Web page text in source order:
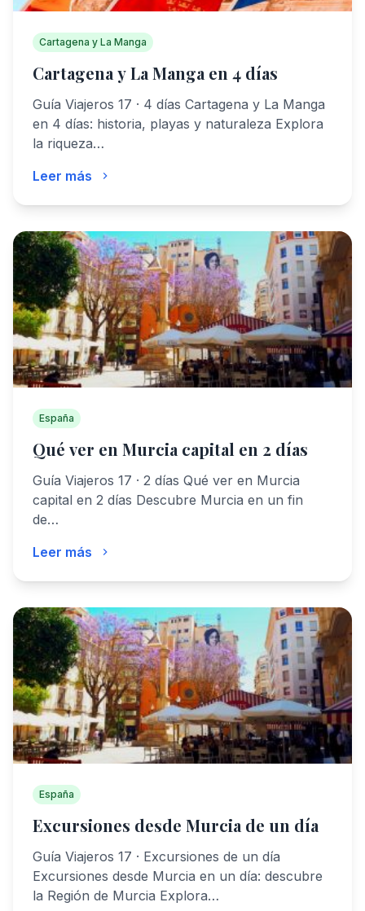
Cartagena y La Manga
Cartagena y La Manga en 4 días
Guía Viajeros 17 · 4 días Cartagena y La Manga
en 4 días: historia, playas y naturaleza Explora
la riqueza…
Leer más
España
Qué ver en Murcia capital en 2 días
Guía Viajeros 17 · 2 días Qué ver en Murcia
capital en 2 días Descubre Murcia en un fin
de…
Leer más
España
Excursiones desde Murcia de un día
Guía Viajeros 17 · Excursiones de un día
Excursiones desde Murcia en un día: descubre
la Región de Murcia Explora…